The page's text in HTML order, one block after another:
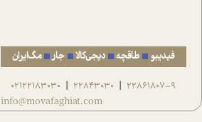
فیدیبو طاقچه دیجی‌کالا جار مگ‌ایران
22861807-9
|
22843030
|
02122183030
info@movafaghiat.com